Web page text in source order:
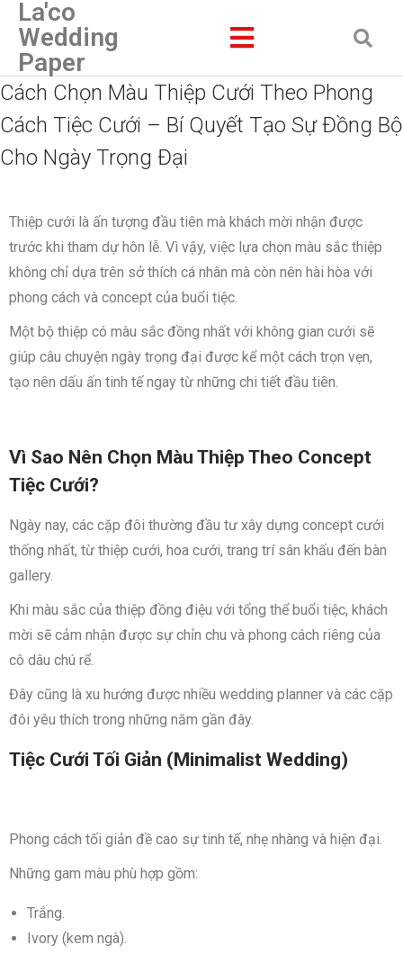
La'co
Wedding
Paper
Cách Chọn Màu Thiệp Cưới Theo Phong
Cách Tiệc Cưới – Bí Quyết Tạo Sự Đồng Bộ
Cho Ngày Trọng Đại
Thiệp cưới là ấn tượng đầu tiên mà khách mời nhận được
trước khi tham dự hôn lễ. Vì vậy, việc lựa chọn màu sắc thiệp
không chỉ dựa trên sở thích cá nhân mà còn nên hài hòa với
phong cách và concept của buổi tiệc.
Một bộ thiệp có màu sắc đồng nhất với không gian cưới sẽ
giúp câu chuyện ngày trọng đại được kể một cách trọn vẹn,
tạo nên dấu ấn tinh tế ngay từ những chi tiết đầu tiên.
Vì Sao Nên Chọn Màu Thiệp Theo Concept
Tiệc Cưới?
Ngày nay, các cặp đôi thường đầu tư xây dựng concept cưới
thống nhất, từ thiệp cưới, hoa cưới, trang trí sân khấu đến bàn
gallery.
Khi màu sắc của thiệp đồng điệu với tổng thể buổi tiệc, khách
mời sẽ cảm nhận được sự chỉn chu và phong cách riêng của
cô dâu chú rể.
Đây cũng là xu hướng được nhiều wedding planner và các cặp
đôi yêu thích trong những năm gần đây.
Tiệc Cưới Tối Giản (Minimalist Wedding)
Phong cách tối giản đề cao sự tinh tế, nhẹ nhàng và hiện đại.
Những gam màu phù hợp gồm:
Trắng.
Ivory (kem ngà).